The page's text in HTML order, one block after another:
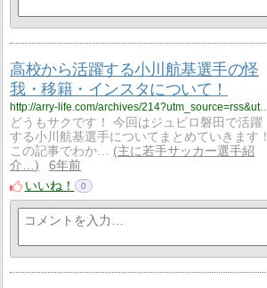
高校から活躍する小川航基選手の怪
我・移籍・インスタについて！
http://arry-life.com/archives/214?utm_source=rss&utm_medium=rss&utm_campaign=post-214
どうもサクです！ 今回はジュビロ磐田で活躍
する小川航基選手についてまとめていきます！
この記事でわか…
主に若手サッカー選手紹
介…
6年前
いいね！
0